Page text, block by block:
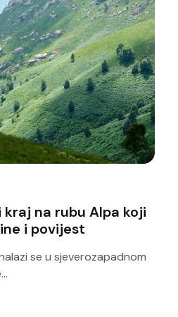
na rubu Alpa koji
i povijest
se u sjeverozapadnom